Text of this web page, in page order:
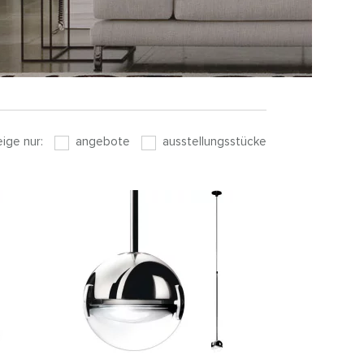
nur: angebote ausstellungsstücke